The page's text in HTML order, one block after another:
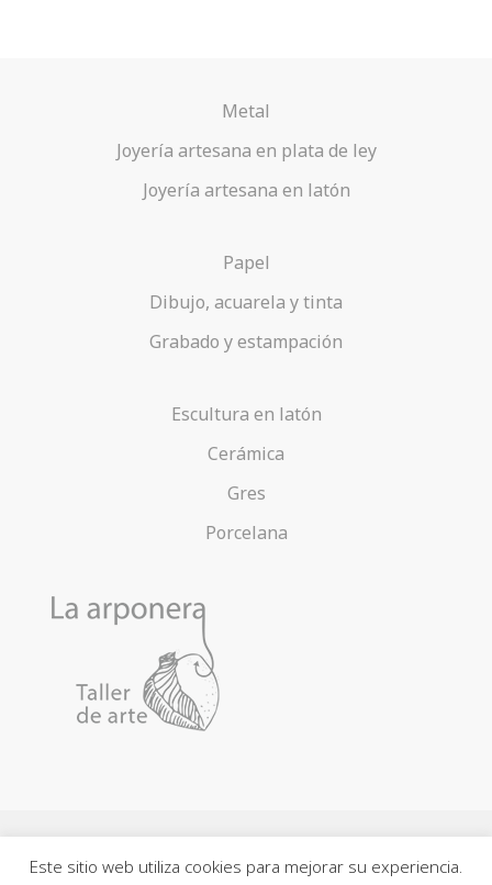
Metal
Joyería artesana en plata de ley
Joyería artesana en latón
Papel
Dibujo, acuarela y tinta
Grabado y estampación
Escultura en latón
Cerámica
Gres
Porcelana
Contacto Acerca de la Arponera Política de cookies
Este sitio web utiliza cookies para mejorar su experiencia.